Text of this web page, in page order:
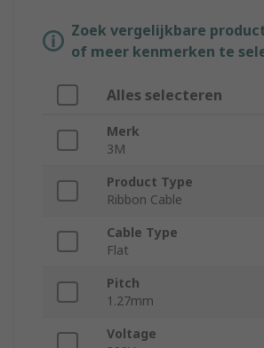
Zoek vergelijkbare
of meer kenmerken te
Alles selecteren
Merk
3M
Product Type
Ribbon Cable
Cable Type
Flat
Pitch
1.27mm
Voltage